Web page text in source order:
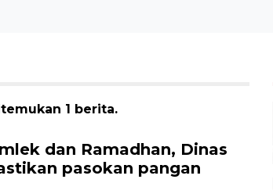
1 berita.
dan Ramadhan, Dinas
pasokan pangan